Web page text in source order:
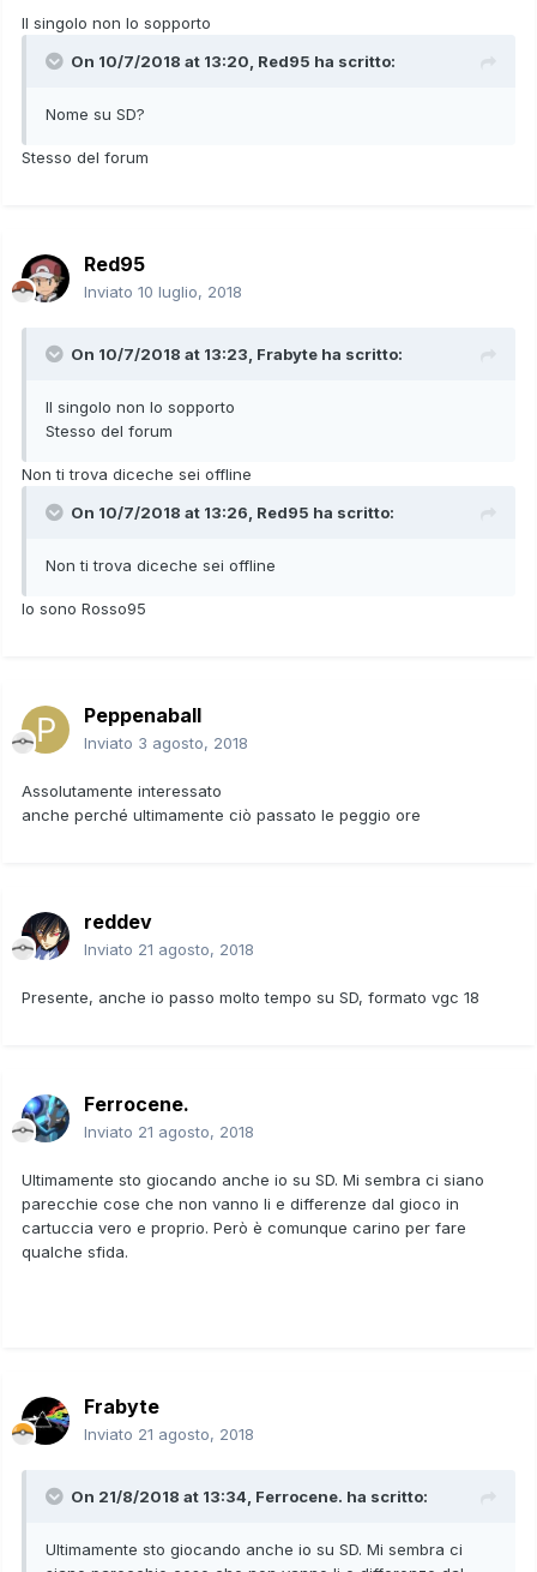
Il singolo non lo sopporto
On 10/7/2018 at 13:20, Red95 ha scritto:
Nome su SD?
Stesso del forum
Red95
Inviato 10 luglio, 2018
On 10/7/2018 at 13:23, Frabyte ha scritto:
Il singolo non lo sopporto
Stesso del forum
Non ti trova diceche sei offline
On 10/7/2018 at 13:26, Red95 ha scritto:
Non ti trova diceche sei offline
Io sono Rosso95
Peppenaball
Inviato 3 agosto, 2018
Assolutamente interessato
anche perché ultimamente ciò passato le peggio ore
reddev
Inviato 21 agosto, 2018
Presente, anche io passo molto tempo su SD, formato vgc 18
Ferrocene.
Inviato 21 agosto, 2018
Ultimamente sto giocando anche io su SD. Mi sembra ci siano
parecchie cose che non vanno li e differenze dal gioco in
cartuccia vero e proprio. Però è comunque carino per fare
qualche sfida.
Frabyte
Inviato 21 agosto, 2018
On 21/8/2018 at 13:34, Ferrocene. ha scritto:
Ultimamente sto giocando anche io su SD. Mi sembra ci